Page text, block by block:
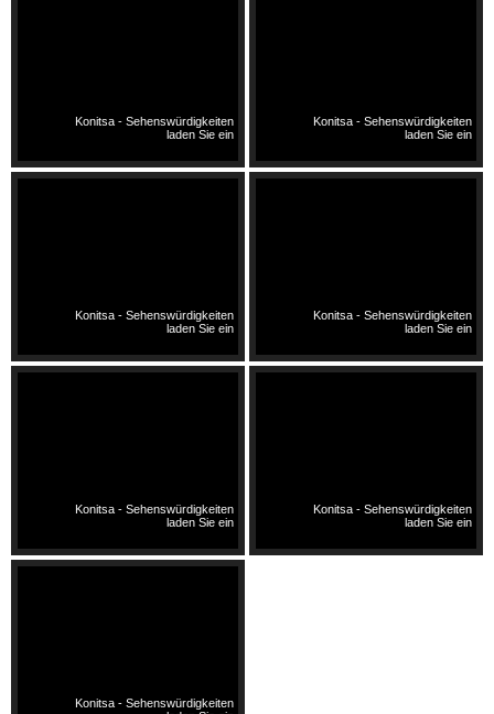
Konitsa - Sehenswürdigkeiten
laden Sie ein
Konitsa - Sehenswürdigkeiten
laden Sie ein
Konitsa - Sehenswürdigkeiten
laden Sie ein
Konitsa - Sehenswürdigkeiten
laden Sie ein
Konitsa - Sehenswürdigkeiten
laden Sie ein
Konitsa - Sehenswürdigkeiten
laden Sie ein
Konitsa - Sehenswürdigkeiten